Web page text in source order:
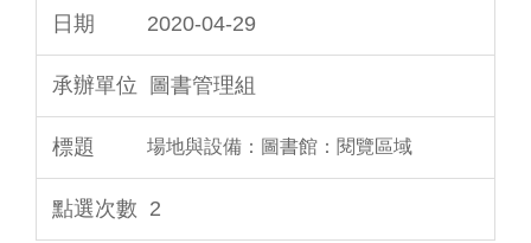
2020-04-29
圖書管理組
場地與設備：圖書館：閱覽區域
2